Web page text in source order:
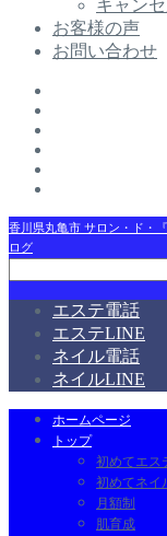
キャン
お客様の声
お問い合わせ
香川県丸亀市 サロン・ド・
ログ
エステ電話
エステLINE
ネイル電話
ネイルLINE
ホームページ
トップ
初めてエス
初めてネイ
月額制
肌育成